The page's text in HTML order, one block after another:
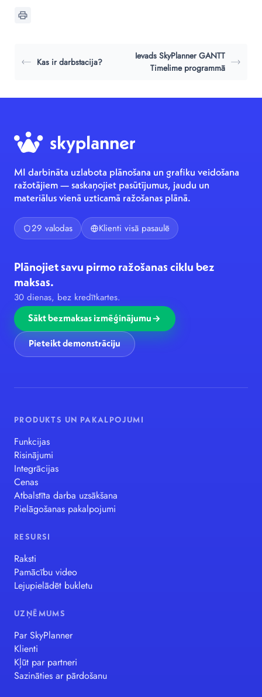
Kas ir darbstacija?
Ievads SkyPlanner GANTT
Timelime programmā
MI darbināta uzlabota plānošana un grafiku veidošana
ražotājiem — saskaņojiet pasūtījumus, jaudu un
materiālus vienā uzticamā ražošanas plānā.
29 valodas Klienti visā pasaulē
Plānojiet savu pirmo ražošanas ciklu bez
maksas.
30 dienas, bez kredītkartes.
Sākt bezmaksas izmēģinājumu
Pieteikt demonstrāciju
PRODUKTS UN PAKALPOJUMI
Funkcijas
Risinājumi
Integrācijas
Cenas
Atbalstīta darba uzsākšana
Pielāgošanas pakalpojumi
RESURSI
Raksti
Pamācību video
Lejupielādēt bukletu
UZŅĒMUMS
Par SkyPlanner
Klienti
Kļūt par partneri
Sazināties ar pārdošanu